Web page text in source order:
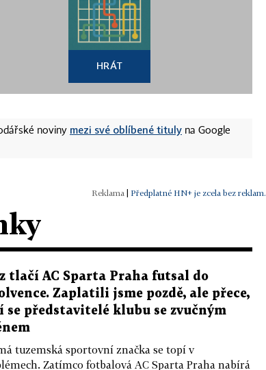
HRÁT
noviny mezi své oblíbené tituly na Google
| Předplatné HN+ je zcela bez reklam.
tlačí AC Sparta Praha futsal do
Zaplatili jsme pozdě, ale přece,
se představitelé klubu se zvučným
tuzemská sportovní značka se topí v
Zatímco fotbalová AC Sparta Praha nabírá